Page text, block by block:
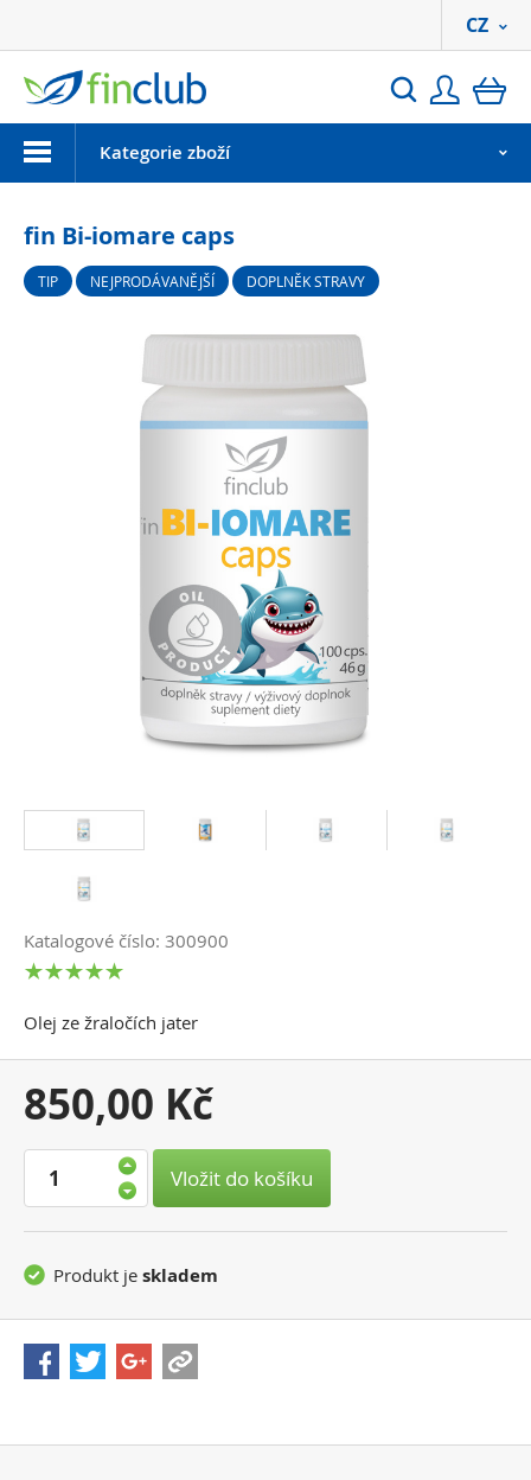
Hledat
CZ
MenuKategorie zboží
fin Bi-iomare caps
TIP NEJPRODÁVANĚJŠÍ DOPLNĚK STRAVY
Katalogové číslo: 300900
Olej ze žraločích jater
Vaše
cena:
850,00 Kč
Vložit do košíku
Produkt je skladem